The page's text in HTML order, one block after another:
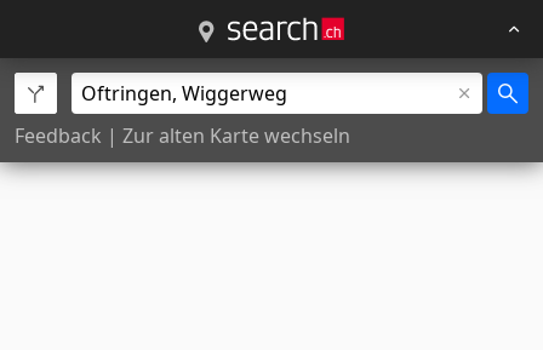
Feedback | Zur alten Karte wechseln